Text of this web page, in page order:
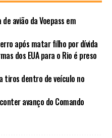
avião da Voepass em
após matar filho por dívida
dos EUA para o Rio é preso
tiros dentro de veículo no
avanço do Comando